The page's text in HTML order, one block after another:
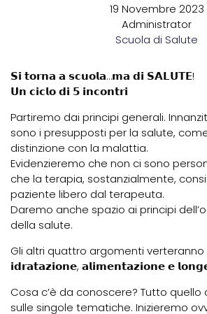
19 Novembre 2023
Administrator
Scuola di Salute
𝗦𝗶 𝘁𝗼𝗿𝗻𝗮 𝗮 𝘀𝗰𝘂𝗼𝗹𝗮…𝗺𝗮 𝗱𝗶 𝗦𝗔𝗟𝗨𝗧𝗘!
𝗨𝗻 𝗰𝗶𝗰𝗹𝗼 𝗱𝗶 𝟱 𝗶𝗻𝗰𝗼𝗻𝘁𝗿𝗶
Partiremo dai principi generali.
sono i presupposti per la salute,
distinzione con la malattia.
Evidenzieremo che non ci sono
che la terapia, sostanzialmente,
paziente libero dal terapeuta.
Daremo anche spazio ai principi
della salute.
Gli altri quattro argomenti verteranno
𝗶𝗱𝗿𝗮𝘁𝗮𝘇𝗶𝗼𝗻𝗲, 𝗮𝗹𝗶𝗺𝗲𝗻𝘁𝗮𝘇𝗶𝗼𝗻𝗲 𝗲
Cosa c’è da conoscere? Tutto quello
sulle singole tematiche. Inizieremo